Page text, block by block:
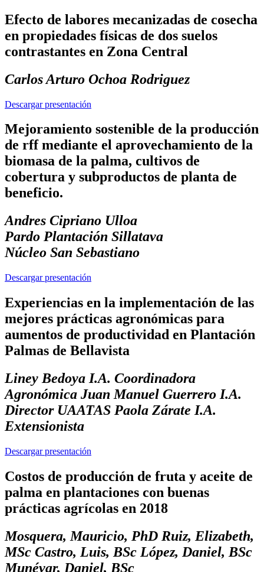
Efecto de labores mecanizadas de cosecha
en propiedades físicas de dos suelos
contrastantes en Zona Central
Carlos Arturo Ochoa Rodriguez
Descargar presentación
Mejoramiento sostenible de la producción
de rff mediante el aprovechamiento de la
biomasa de la palma, cultivos de
cobertura y subproductos de planta de
beneficio.
Andres Cipriano Ulloa
Pardo Plantación Sillatava
Núcleo San Sebastiano
Descargar presentación
Experiencias en la implementación de las
mejores prácticas agronómicas para
aumentos de productividad en Plantación
Palmas de Bellavista
Liney Bedoya I.A. Coordinadora
Agronómica Juan Manuel Guerrero I.A.
Director UAATAS Paola Zárate I.A.
Extensionista
Descargar presentación
Costos de producción de fruta y aceite de
palma en plantaciones con buenas
prácticas agrícolas en 2018
Mosquera, Mauricio, PhD Ruiz, Elizabeth,
MSc Castro, Luis, BSc López, Daniel, BSc
Munévar, Daniel, BSc